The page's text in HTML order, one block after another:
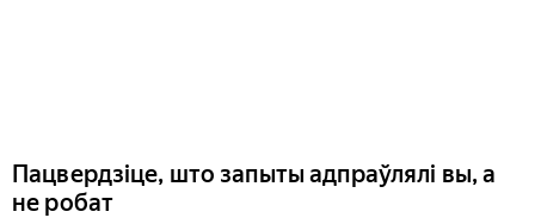
Пацвердзіце, што запыты адпраўлялі вы, а
не робат